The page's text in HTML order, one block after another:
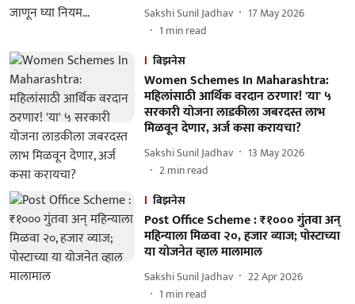
Sakshi Sunil Jadhav
17 May 2026
1 min read
बिझनेस
Women Schemes In Maharashtra:
महिलांसाठी आर्थिक वरदान ठरणार! 'या' ५
सरकारी योजना लाडकीला जबरदस्त लाभ
मिळवून देणार, अर्ज कसा करायचा?
Sakshi Sunil Jadhav
13 May 2026
2min read
बिझनेस
Post Office Scheme : ₹१००० गुंतवा अन्
महिन्याला मिळवा २०, हजार व्याज; पोस्टाच्या
या योजनेत व्हाल मालामाल
Sakshi Sunil Jadhav
22 Apr 2026
1 min read